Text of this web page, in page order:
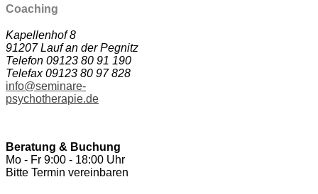
Coaching
Kapellenhof 8
91207 Lauf an der Pegnitz
Telefon 09123 80 91 190
Telefax 09123 80 97 828
info@seminare-
psychotherapie.de
Beratung & Buchung
Mo - Fr 9:00 - 18:00 Uhr
Bitte Termin vereinbaren